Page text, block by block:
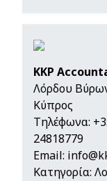
KKP
Λόρδου
Κύπρος
Τηλέφωνα:
24818779
Email:
Κατηγορία: